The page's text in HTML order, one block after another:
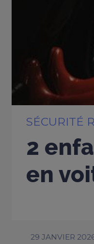
SÉCURITÉ
2
en
29 JANVIER